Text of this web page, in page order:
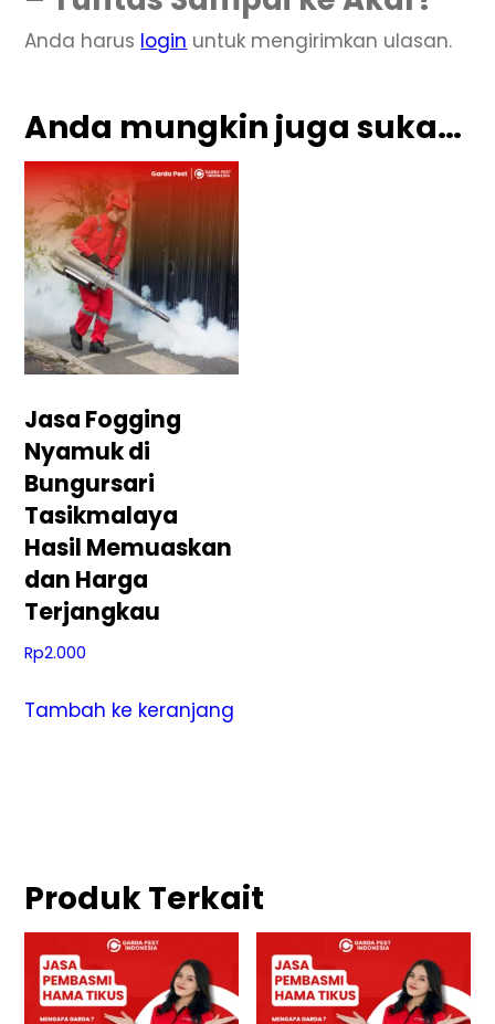
Anda harus login untuk mengirimkan ulasan.
Anda mungkin juga suka…
Jasa Fogging
Nyamuk di
Bungursari
Tasikmalaya
Hasil Memuaskan
dan Harga
Terjangkau
Rp2.000
Tambah ke keranjang
Produk Terkait